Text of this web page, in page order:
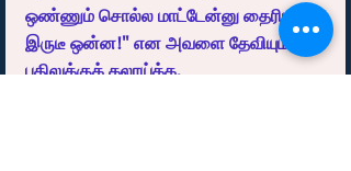
ஒண்ணும் சொல்ல மாட்டேன்னு தைரியமா?
இருடீ ஒன்ன!" என அவளை தேவியும்
பதிலுக்குக் கலாய்க்க,